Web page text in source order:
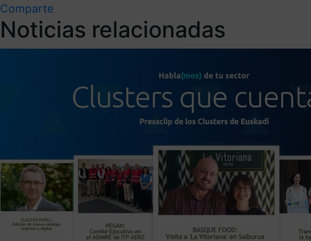
Comparte
Noticias relacionadas